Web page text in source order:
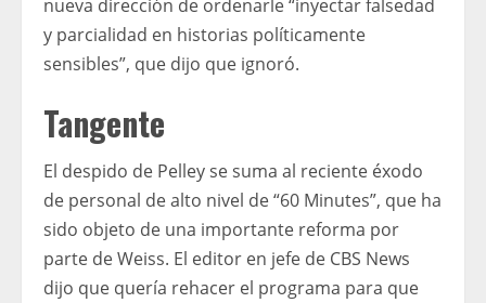
nueva dirección de ordenarle “inyectar falsedad
y parcialidad en historias políticamente
sensibles”, que dijo que ignoró.
Tangente
El despido de Pelley se suma al reciente éxodo
de personal de alto nivel de “60 Minutes”, que ha
sido objeto de una importante reforma por
parte de Weiss. El editor en jefe de CBS News
dijo que quería rehacer el programa para que